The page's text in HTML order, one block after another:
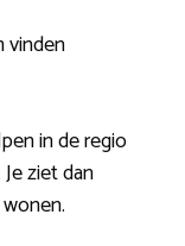
vinden
in de regio
ziet dan